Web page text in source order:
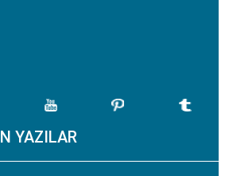
YAZILAR